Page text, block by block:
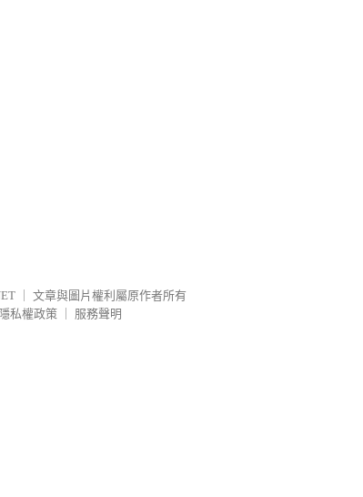
文章與圖片權利屬原作者所有
隱私權政策
服務聲明